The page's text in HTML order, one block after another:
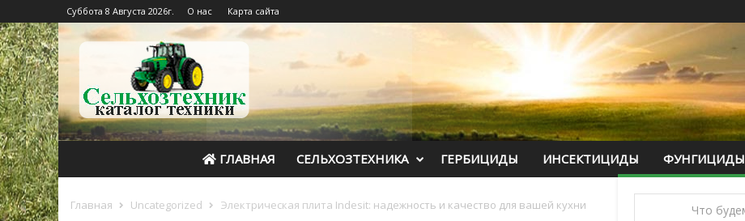
Суббота 8 Августа 2026г. О нас Карта сайта
ГЛАВНАЯ СЕЛЬХОЗТЕХНИКА ГЕРБИЦИДЫ ИНСЕКТИЦИДЫ ФУНГИЦИДЫ
Главная Uncategorized Электрическая плита Indesit: надежность и качество для вашей кухни